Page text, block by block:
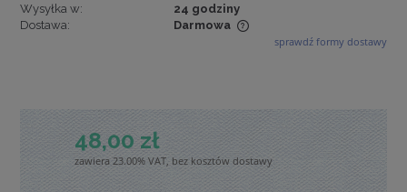
Wysyłka w:
24 godziny
Dostawa:
Darmowa
Cena nie zawiera ewentualnych kosztów płatności
sprawdź formy dostawy
48,00 zł
zawiera 23.00% VAT, bez kosztów dostawy